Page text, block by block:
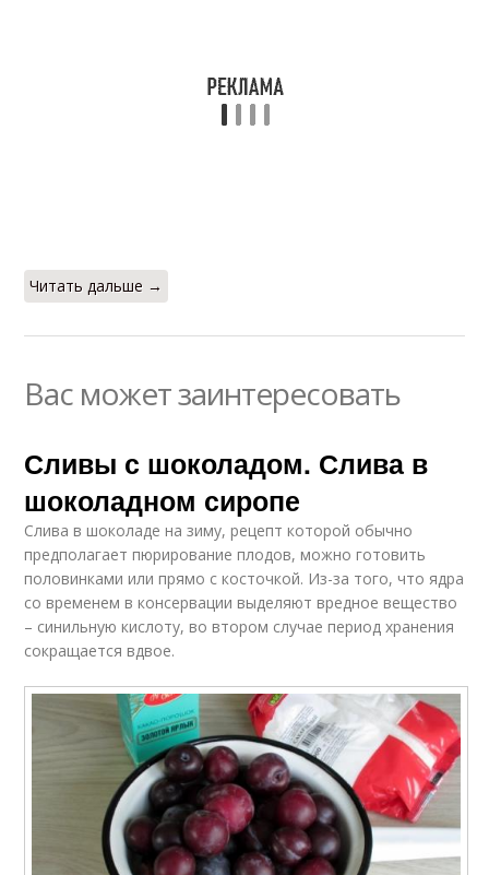
Читать дальше →
Вас может заинтересовать
Сливы с шоколадом. Слива в
шоколадном сиропе
Слива в шоколаде на зиму, рецепт которой обычно
предполагает пюрирование плодов, можно готовить
половинками или прямо с косточкой. Из-за того, что ядра
со временем в консервации выделяют вредное вещество
– синильную кислоту, во втором случае период хранения
сокращается вдвое.